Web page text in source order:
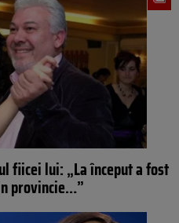
fiicei lui: „La început a fost
provincie…”